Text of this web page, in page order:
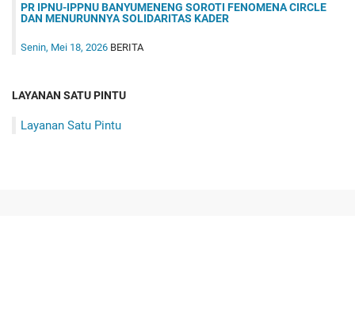
PR IPNU-IPPNU BANYUMENENG SOROTI FENOMENA CIRCLE
DAN MENURUNNYA SOLIDARITAS KADER
Senin, Mei 18, 2026 BERITA
LAYANAN SATU PINTU
Layanan Satu Pintu